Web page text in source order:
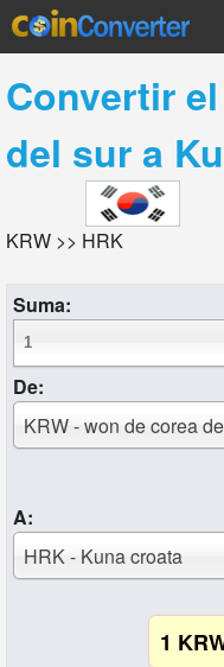
Convertir el
del sura
KRW >> HRK
Suma:
De:
KRW - won de corea
A:
HRK - Kuna croata
1